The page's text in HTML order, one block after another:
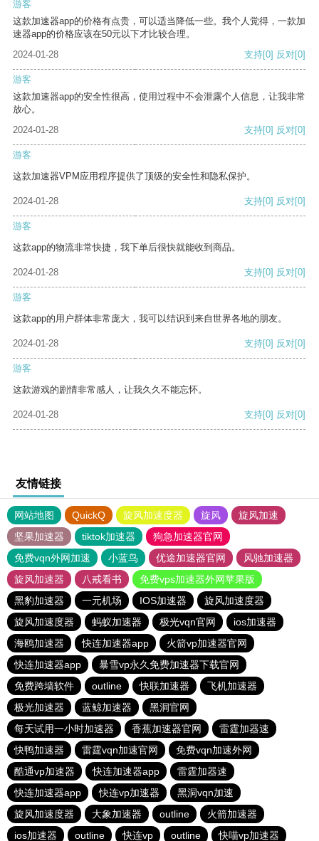
游客
这款加速器app的价格有点贵，可以适当降低一些。我个人觉得，一款加
速器app的价格应该在50元以下才比较合理。
2024-01-28
支持[0] 反对[0]
游客
这款加速器app的安全性很高，使用过程中不会泄露个人信息，让我非常
放心。
2024-01-28
支持[0] 反对[0]
游客
这款加速器VPM应用程序提供了顶级的安全性和隐私保护。
2024-01-28 支持[0] 反对[0]
游客
这款app的物流非常快捷，我下单后很快就能收到商品。
2024-01-28 支持[0] 反对[0]
游客
这款app的用户群体非常庞大，我可以结识到来自世界各地的朋友。
2024-01-28 支持[0] 反对[0]
游客
这款游戏的剧情非常感人，让我久久不能忘怀。
2024-01-28 支持[0] 反对[0]
友情链接
网站地图 QuickQ 旋风加速度器 旋风
旋风加速
坚果加速器
tiktok加速器
狗急加速器官网
免费vqn外网加速
小蓝鸟 优途加速器官网
风驰加速器
旋风加速器
八戒看书
免费vps加速器外网苹果版
黑豹加速器
一元机场 IOS加速器
旋风加速度器
旋风加速度器
蚂蚁加速器 极光vqn官网
ios加速器
海鸥加速器
快连加速器app
火箭vp加速器官网
快连加速器app
暴雪vp永久免费加速器下载官网
免费跨墙软件
outline 快联加速器
飞机加速器
极光加速器
蓝鲸加速器
黑洞官网
每天试用一小时加速器
香蕉加速器官网
雷霆加器速
快鸭加速器
雷霆vqn加速官网
免费vqn加速外网
酷通vp加速器
快连加速器app
雷霆加器速
快连加速器app
快连vp加速器
黑洞vqn加速
旋风加速度器
大象加速器 outline
火箭加速器
ios加速器
outline 快连vp outline 快喵vp加速器